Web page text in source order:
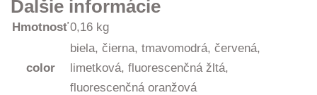
Ďalšie informácie
Hmotnosť0,16 kg
color
biela, čierna, tmavomodrá, červená,
limetková, fluorescenčná žltá,
fluorescenčná oranžová